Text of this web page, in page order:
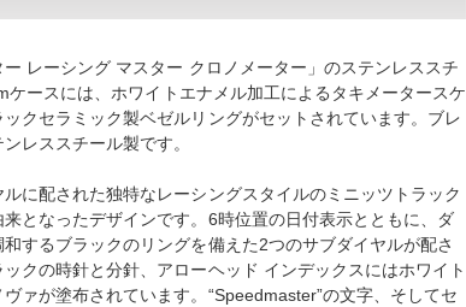
ー レーシング マスター クロノメーター」のステンレススチ
ケースには、ホワイトエナメル加工によるタキメータースケ
クセラミック製ベゼルリングがセットされています。ブレ
レススチール製です。
に配された独特なレーシングスタイルのミニッツトラック
来となったデザインです。6時位置の日付表示とともに、ダ
するブラックのリングを備えた2つのサブダイヤルが配さ
クの時針と分針、アローヘッド インデックスにはホワイト
ァが塗布されています。“Speedmaster”の文字、そしてセ